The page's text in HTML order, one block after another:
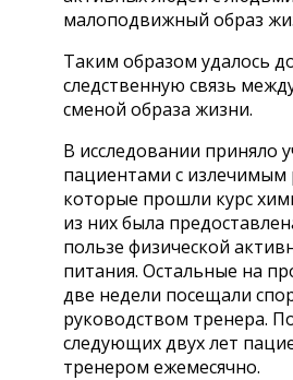
малоподвижный образ
Таким образом удалось
следственную связь
сменой образа жизни.
В исследовании приняло
пациентами с
которые прошли курс
из них была
пользе физической
питания. Остальные на
две недели посещали
руководством тренера.
следующих двух лет
тренером ежемесячно.